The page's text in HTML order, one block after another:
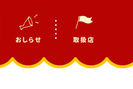
おしらせ 取扱店